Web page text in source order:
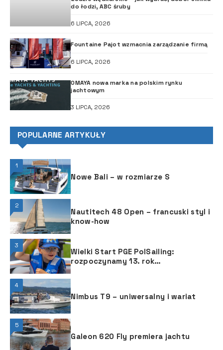
do łodzi, ABC śruby
6 LIPCA, 2026
Fountaine Pajot wzmacnia zarządzanie firmą
6 LIPCA, 2026
OMAYA nowa marka na polskim rynku
jachtowym
3 LIPCA, 2026
POPULARNE ARTYKUŁY
1
Nowe Bali – w rozmiarze S
2
Nautitech 48 Open – francuski styl i
know-how
3
Wielki Start PGE PolSailing:
rozpoczynamy 13. rok
4
Nimbus T9 – uniwersalny i wariat
5
Galeon 620 Fly premiera jachtu